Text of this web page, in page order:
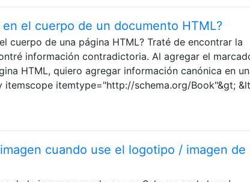
el cuerpo de un documento HTML?
cuerpo de una página HTML? Traté de encontrar la
información contradictoria. Al agregar el
HTML, quiero agregar información canónica en
itemtype="http://schema.org/Book"&gt;
cuando use el logotipo / imagen de